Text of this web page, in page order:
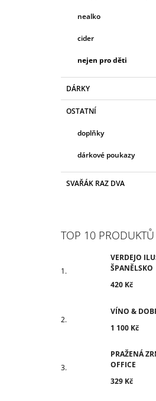
nealko
cider
nejen pro děti
DÁRKY
OSTATNÍ
doplňky
dárkové poukazy
SVAŘÁK RAZ DVA
TOP 10 PRODUKTŮ
VERDEJO
ŠPANĚLSKO
420 Kč
VÍNO &
1 100 Kč
PRAŽENÁ
OFFICE
329 Kč